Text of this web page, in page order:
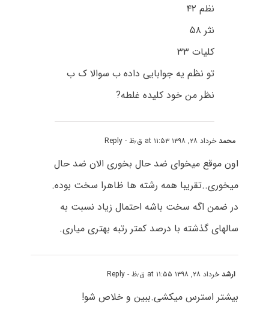
نظم ۴۲
نثر ۵۸
کلیات ۳۳
تو نڟم یه جوابایی داده ب سوالا ک ب
نڟر من خود کلیده غلطه?
محمدخرداد ۲۸, ۱۳۹۸ at ۱۱:۵۳ ق٫ظ - Reply
اون موقع میخوای ضد حال بخوری الان ضد حال
میخوری..تقریبا همه رشته ها ظاهرا سخت بوده.
در ضمن اگه سخت باشه احتمال زیاد نسبت به
سالهای گذشته با درصد کمتر رتبه بهتری میاری.
ارشدخرداد ۲۸, ۱۳۹۸ at ۱۱:۵۵ ق٫ظ - Reply
بیشتر استرس میکشی.ببین و خلاص شو!